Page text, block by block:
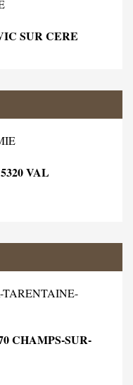
SUR CERE
VAL
TARENTAINE-
CHAMPS-SUR-